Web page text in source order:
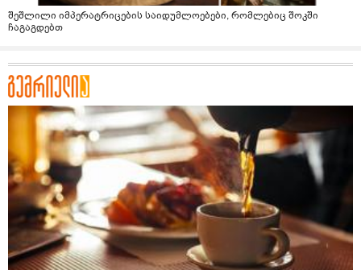
შეშლილი იმპერატრიცების საიდუმლოებები, რომლებიც შოკში
ჩაგაგდებთ